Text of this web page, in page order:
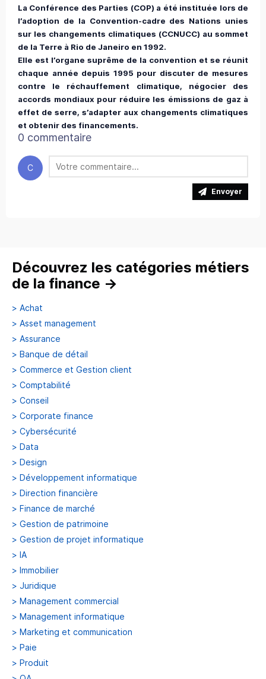
La Conférence des Parties (COP) a été instituée lors de
l’adoption de la Convention-cadre des Nations unies
sur les changements climatiques (CCNUCC) au sommet
de la Terre à Rio de Janeiro en 1992.
Elle est l’organe suprême de la convention et se réunit
chaque année depuis 1995 pour discuter de mesures
contre le réchauffement climatique, négocier des
accords mondiaux pour réduire les émissions de gaz à
effet de serre, s’adapter aux changements climatiques
et obtenir des financements.
0 commentaire
C
Envoyer
Découvrez les catégories métiers
de la finance →
> Achat
> Asset management
> Assurance
> Banque de détail
> Commerce et Gestion client
> Comptabilité
> Conseil
> Corporate finance
> Cybersécurité
> Data
> Design
> Développement informatique
> Direction financière
> Finance de marché
> Gestion de patrimoine
> Gestion de projet informatique
> IA
> Immobilier
> Juridique
> Management commercial
> Management informatique
> Marketing et communication
> Paie
> Produit